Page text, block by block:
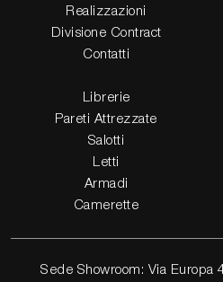
Realizzazioni
Divisione Contract
Contatti
Librerie
Pareti Attrezzate
Salotti
Letti
Armadi
Camerette
Sede Showroom: Via Europa